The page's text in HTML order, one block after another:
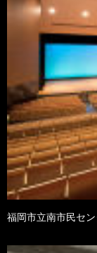
福岡市立南市民セ